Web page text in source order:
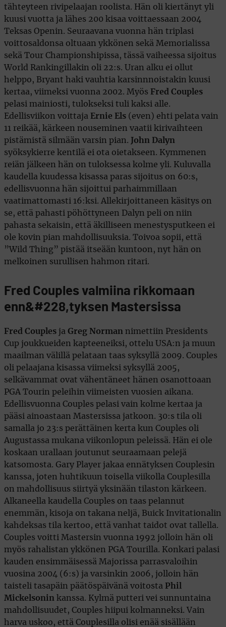
tähteyteen rivipelaajan roolista. Hän oli kiertänyt yli
kuusi vuotta ja lähes 200 kisaa voittaessaan 2004
Teksas Openin. Seuraavana vuonna hän triplasi
voittosaldonsa oltuaan ykkönen sekä Memorialissa
sekä Tour Championshipissa, tässä vaiheessa sijoitus
World Rankingillakin oli 22:s. Uran alku ei ollut
helppo, Bryant haki vauhtia karsinnnoistakin kuusi
kertaa, viimeksi vuonna 2002. Myös Fred Couples
pelasi mainiosti, tulokseksi tuli kaksi alle.
Edellisviikon voittaja Ernie Els (even) ehti pelata vain
11 reikää, kärkeen nouseminen vaatii kirivaihteen
pistämistä silmään varsin pian.
John Dalyn
syöksykierre kentilä ei ota oietakseen. Kymmenen
reiän jälkeen hän on tuloksessa kolme yli. Kuluvalla
kaudella kuudessa kisassa paras sijoitus on 60:s,
edellisvuonna hän sijoittui parhaimmillaan
vaatimattomasti 16:ksi. Allekirjoittaneen käsitys on
se, että pahasti pöhöttyneen Dalyn peli on niin
pahasta sekaisin, että äkilliseen menestysputkeen ei
ole kovin pian mahdollisuuksia. Toivoa sopii, että
”Wild Thing” pistää itseään kuntoon, nyt hän on
melkoinen surullisen hahmon ritari.
Fred Couples valmiina rikkomaan
enn&#228,tyksen Mastersissa
Fred Couples ja Greg Norman nimettiin Presidents
Cup joukkueiden kapteeneiksi, ottelu USA:n ja muun
maailman välillä pelataan taas syksyllä 2009. Couples
oli pelaajana kisassa viimeksi syksyllä 2005,
selkävammat ovat vähentäneet hänen osanottoaan
PGA Tourin peleihin viimeisten vuosien aikana.
Edellisvuonna Couples pelasi vain kolme kertaa ja
pääsi ainoastaan Mastersissa jatkoon. 30:s tila oli
samalla jo 23:s perättäinen kerta kun Couples oli
Augustassa mukana viikonlopun peleissä. Hän ei ole
koskaan urallaan joutunut seuraamaan pelejä
katsomosta. Gary Player jakaa ennätyksen Couplesin
kanssa, joten huhtikuun toisella viikolla Couplesilla
on mahdollisuus siirtyä yksinään tilaston kärkeen.
Alkaneella kaudella Couples on taas pelannut
enemmän, kisoja on takana neljä, Buick Invitationalin
kahdeksas tila kertoo, että vanhat taidot ovat tallella.
Couples voitti Mastersin vuonna 1992 jolloin hän oli
myös rahalistan ykkönen PGA Tourilla. Konkari palasi
kauden ensimmäisessä Majorissa parrasvaloihin
vuosina 2004 (6:s) ja varsinkin 2006, jolloin hän
taisteli tasapäin päätöspäivänä voitosta Phil
Mickelsonin kanssa. Kylmä putteri vei sunnuntaina
mahdollisuudet, Couples hiipui kolmanneksi. Vain
harva uskoo, että Couplesilla olisi enää sisällään